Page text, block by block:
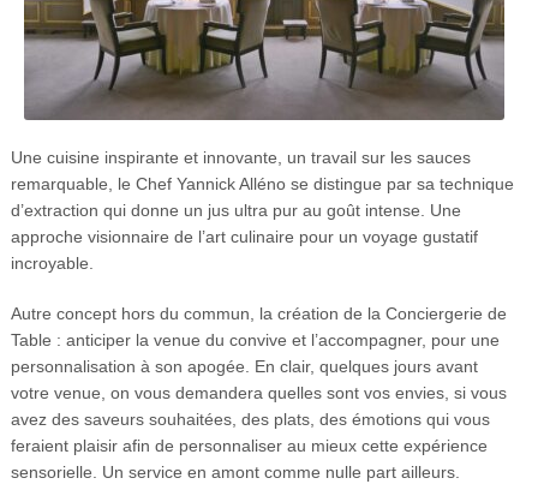
Une cuisine inspirante et innovante, un travail sur les sauces
remarquable, le Chef Yannick Alléno se distingue par sa technique
d’extraction qui donne un jus ultra pur au goût intense. Une
approche visionnaire de l’art culinaire pour un voyage gustatif
incroyable.
Autre concept hors du commun, la création de la Conciergerie de
Table : anticiper la venue du convive et l’accompagner, pour une
personnalisation à son apogée. En clair, quelques jours avant
votre venue, on vous demandera quelles sont vos envies, si vous
avez des saveurs souhaitées, des plats, des émotions qui vous
feraient plaisir afin de personnaliser au mieux cette expérience
sensorielle. Un service en amont comme nulle part ailleurs.